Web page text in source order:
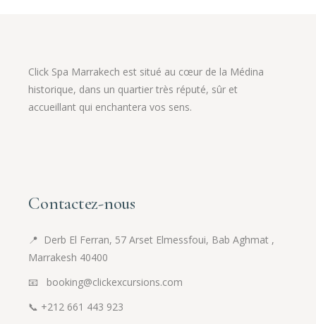
Click Spa Marrakech est situé au cœur de la Médina
historique, dans un quartier très réputé, sûr et
accueillant qui enchantera vos sens.
Contactez-nous
📍 Derb El Ferran, 57 Arset Elmessfoui, Bab Aghmat ,
Marrakesh 40400
📧 booking@clickexcursions.com
📞 +212 661 443 923